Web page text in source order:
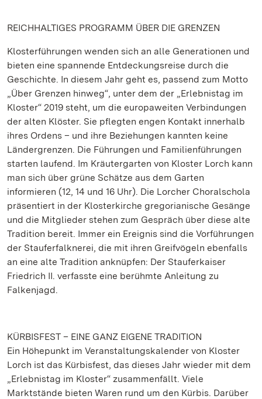
REICHHALTIGES PROGRAMM ÜBER DIE GRENZEN
Klosterführungen wenden sich an alle Generationen und
bieten eine spannende Entdeckungsreise durch die
Geschichte. In diesem Jahr geht es, passend zum Motto
„Über Grenzen hinweg“, unter dem der „Erlebnistag im
Kloster“ 2019 steht, um die europaweiten Verbindungen
der alten Klöster. Sie pflegten engen Kontakt innerhalb
ihres Ordens – und ihre Beziehungen kannten keine
Ländergrenzen. Die Führungen und Familienführungen
starten laufend. Im Kräutergarten von Kloster Lorch kann
man sich über grüne Schätze aus dem Garten
informieren (12, 14 und 16 Uhr). Die Lorcher Choralschola
präsentiert in der Klosterkirche gregorianische Gesänge
und die Mitglieder stehen zum Gespräch über diese alte
Tradition bereit. Immer ein Ereignis sind die Vorführungen
der Stauferfalknerei, die mit ihren Greifvögeln ebenfalls
an eine alte Tradition anknüpfen: Der Stauferkaiser
Friedrich II. verfasste eine berühmte Anleitung zu
Falkenjagd.
KÜRBISFEST – EINE GANZ EIGENE TRADITION
Ein Höhepunkt im Veranstaltungskalender von Kloster
Lorch ist das Kürbisfest, das dieses Jahr wieder mit dem
„Erlebnistag im Kloster“ zusammenfällt. Viele
Marktstände bieten Waren rund um den Kürbis. Darüber